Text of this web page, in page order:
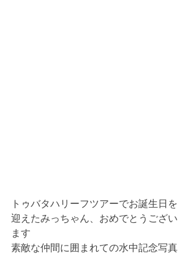
トゥバタハリーフツアーでお誕生日を
迎えたみっちゃん、おめでとうござい
ます
素敵な仲間に囲まれての水中記念写真